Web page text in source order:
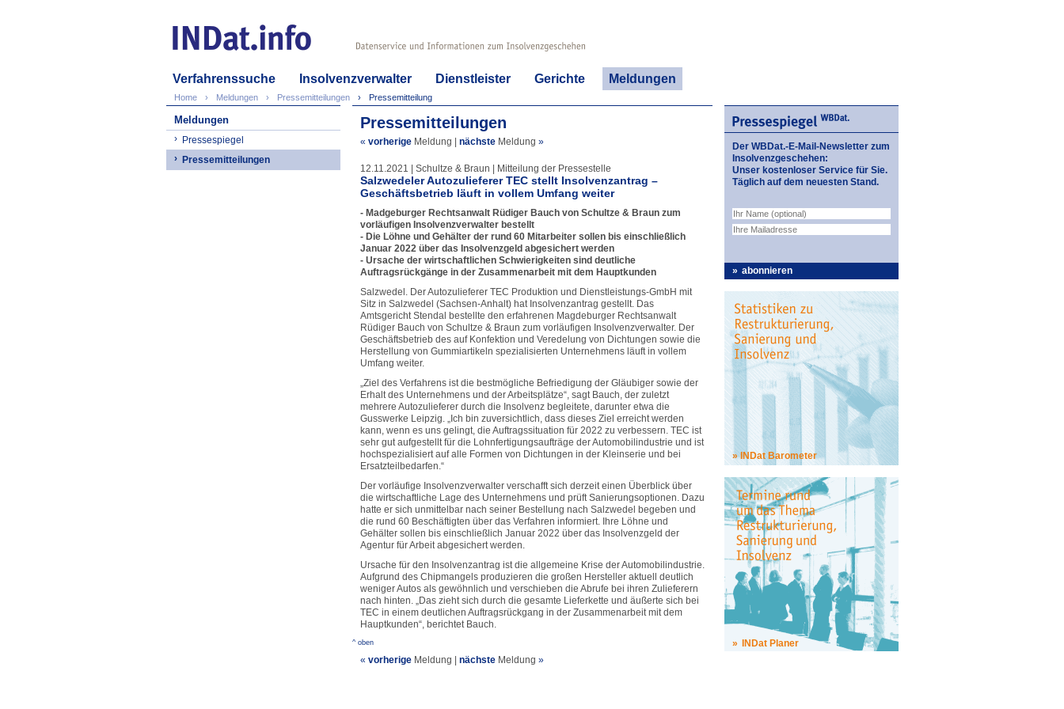
Verfahrenssuche Insolvenzverwalter Dienstleister Gerichte Meldungen
Home Meldungen Pressemitteilungen Pressemitteilung
Meldungen
Pressespiegel
Pressemitteilungen
Pressemitteilungen
« vorherige Meldung nächste Meldung »
12.11.2021 | Schultze & Braun | Mitteilung der Pressestelle
Salzwedeler Autozulieferer TEC stellt Insolvenzantrag –
Geschäftsbetrieb läuft in vollem Umfang weiter
- Madgeburger Rechtsanwalt Rüdiger Bauch von Schultze & Braun zum
vorläufigen Insolvenzverwalter bestellt
- Die Löhne und Gehälter der rund 60 Mitarbeiter sollen bis einschließlich
Januar 2022 über das Insolvenzgeld abgesichert werden
- Ursache der wirtschaftlichen Schwierigkeiten sind deutliche
Auftragsrückgänge in der Zusammenarbeit mit dem Hauptkunden
Salzwedel. Der Autozulieferer TEC Produktion und Dienstleistungs-GmbH mit
Sitz in Salzwedel (Sachsen-Anhalt) hat Insolvenzantrag gestellt. Das
Amtsgericht Stendal bestellte den erfahrenen Magdeburger Rechtsanwalt
Rüdiger Bauch von Schultze & Braun zum vorläufigen Insolvenzverwalter. Der
Geschäftsbetrieb des auf Konfektion und Veredelung von Dichtungen sowie die
Herstellung von Gummiartikeln spezialisierten Unternehmens läuft in vollem
Umfang weiter.
„Ziel des Verfahrens ist die bestmögliche Befriedigung der Gläubiger sowie der
Erhalt des Unternehmens und der Arbeitsplätze“, sagt Bauch, der zuletzt
mehrere Autozulieferer durch die Insolvenz begleitete, darunter etwa die
Gusswerke Leipzig. „Ich bin zuversichtlich, dass dieses Ziel erreicht werden
kann, wenn es uns gelingt, die Auftragssituation für 2022 zu verbessern. TEC ist
sehr gut aufgestellt für die Lohnfertigungsaufträge der Automobilindustrie und ist
hochspezialisiert auf alle Formen von Dichtungen in der Kleinserie und bei
Ersatzteilbedarfen.“
Der vorläufige Insolvenzverwalter verschafft sich derzeit einen Überblick über
die wirtschaftliche Lage des Unternehmens und prüft Sanierungsoptionen. Dazu
hatte er sich unmittelbar nach seiner Bestellung nach Salzwedel begeben und
die rund 60 Beschäftigten über das Verfahren informiert. Ihre Löhne und
Gehälter sollen bis einschließlich Januar 2022 über das Insolvenzgeld der
Agentur für Arbeit abgesichert werden.
Ursache für den Insolvenzantrag ist die allgemeine Krise der Automobilindustrie.
Aufgrund des Chipmangels produzieren die großen Hersteller aktuell deutlich
weniger Autos als gewöhnlich und verschieben die Abrufe bei ihren Zulieferern
nach hinten. „Das zieht sich durch die gesamte Lieferkette und äußerte sich bei
TEC in einem deutlichen Auftragsrückgang in der Zusammenarbeit mit dem
Hauptkunden“, berichtet Bauch.
^ oben
« vorherige Meldung nächste Meldung »
Der WBDat.-E-Mail-Newsletter zum
Insolvenzgeschehen:
Unser kostenloser Service für Sie.
Täglich auf dem neuesten Stand.
abonnieren
INDat Barometer
INDat Planer